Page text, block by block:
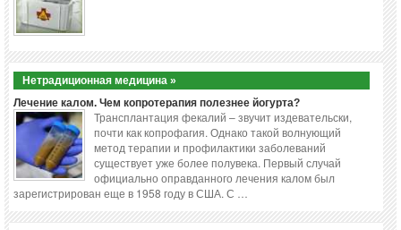
Нетрадиционная медицина »
Лечение калом. Чем копротерапия полезнее йогурта?
Трансплантация фекалий – звучит издевательски,
почти как копрофагия. Однако такой волнующий
метод терапии и профилактики заболеваний
существует уже более полувека. Первый случай
официально оправданного лечения калом был
зарегистрирован еще в 1958 году в США. С …